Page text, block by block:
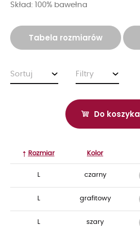
Skład: 100% bawełna
Tabela rozmiarów
Sortuj Filtry
Do koszyka
Rozmiar Kolor
L czarny
L grafitowy
L szary